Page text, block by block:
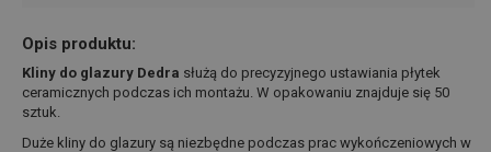
Opis produktu:
Kliny do glazury Dedra służą do precyzyjnego ustawiania płytek
ceramicznych podczas ich montażu. W opakowaniu znajduje się 50
sztuk.
Duże kliny do glazury są niezbędne podczas prac wykończeniowych w